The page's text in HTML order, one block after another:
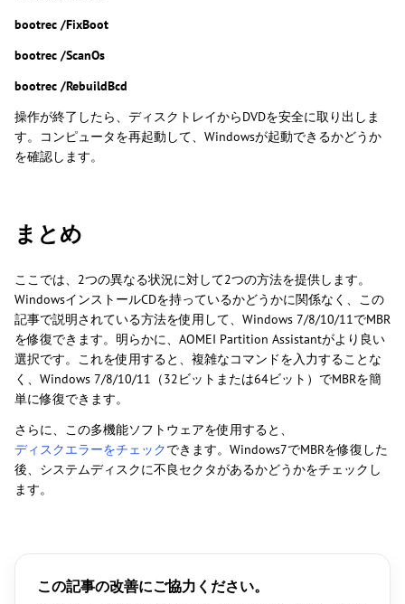
bootrec /FixBoot
bootrec /ScanOs
bootrec /RebuildBcd
操作が終了したら、ディスクトレイからDVDを安全に取り出しま
す。コンピュータを再起動して、Windowsが起動できるかどうか
を確認します。
まとめ
ここでは、2つの異なる状況に対して2つの方法を提供します。
WindowsインストールCDを持っているかどうかに関係なく、この
記事で説明されている方法を使用して、Windows 7/8/10/11でMBR
を修復できます。明らかに、AOMEI Partition Assistantがより良い
選択です。これを使用すると、複雑なコマンドを入力することな
く、Windows 7/8/10/11（32ビットまたは64ビット）でMBRを簡
単に修復できます。
さらに、この多機能ソフトウェアを使用すると、
ディスクエラーをチェックできます。Windows7でMBRを修復した
後、システムディスクに不良セクタがあるかどうかをチェックし
ます。
この記事の改善にご協力ください。